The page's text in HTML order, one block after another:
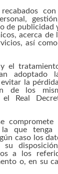
de publicidad
acerca de
así
el
adoptado
evitar la
de los
el Real
que tenga
caso los
su
a los
o, en su